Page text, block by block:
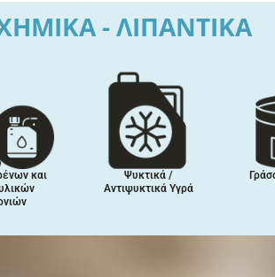
- ΛΙΠΑΝΤΙΚΑ
Βελτιωτικά
Πρόσθετα